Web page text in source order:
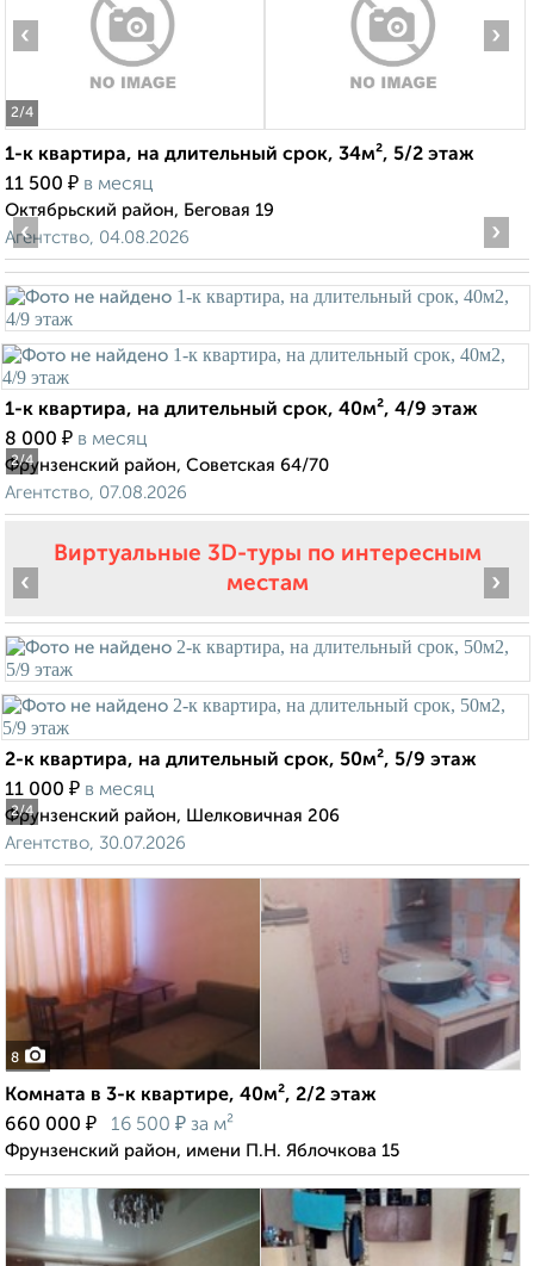
2/4
‹ ›
1-к квартира, на длительный срок, 34м², 5/2 этаж
11 500 ₽ в месяц
Октябрьский район, Беговая 19
Агентство, 04.08.2026
2/4
‹ ›
1-к квартира, на длительный срок, 40м², 4/9 этаж
8 000 ₽ в месяц
Фрунзенский район, Советская 64/70
Агентство, 07.08.2026
Виртуальные 3D-туры по интересным
местам
2/4
‹ ›
2-к квартира, на длительный срок, 50м², 5/9 этаж
11 000 ₽ в месяц
Фрунзенский район, Шелковичная 206
Агентство, 30.07.2026
8
Комната в 3-к квартире, 40м², 2/2 этаж
660 000 ₽ 16 500 ₽ за м²
Фрунзенский район, имени П.Н. Яблочкова 15